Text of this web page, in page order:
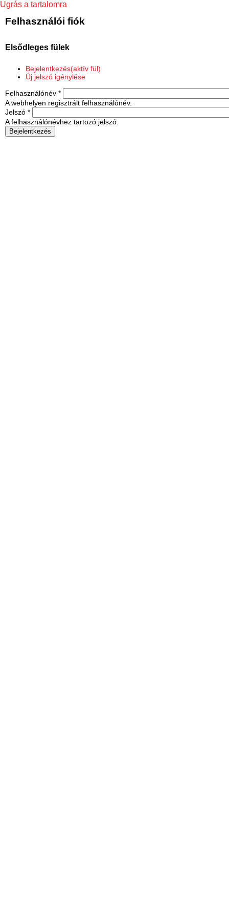
Ugrás a tartalomra
Felhasználói fiók
Elsődleges fülek
Bejelentkezés(aktív fül)
Új jelszó igénylése
Felhasználónév *
A webhelyen regisztrált felhasználónév.
Jelszó *
A felhasználónévhez tartozó jelszó.